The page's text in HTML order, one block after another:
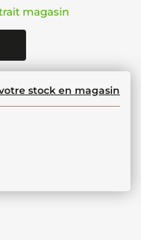
magasin
stock en magasin